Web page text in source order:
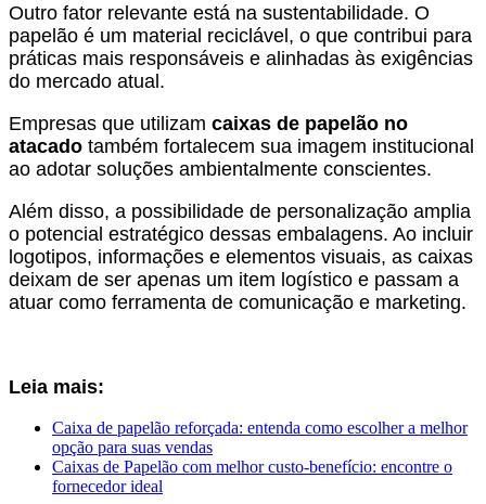
Outro fator relevante está na sustentabilidade. O
papelão é um material reciclável, o que contribui para
práticas mais responsáveis e alinhadas às exigências
do mercado atual.
Empresas que utilizam caixas de papelão no
atacado também fortalecem sua imagem institucional
ao adotar soluções ambientalmente conscientes.
Além disso, a possibilidade de personalização amplia
o potencial estratégico dessas embalagens. Ao incluir
logotipos, informações e elementos visuais, as caixas
deixam de ser apenas um item logístico e passam a
atuar como ferramenta de comunicação e marketing.
Leia mais:
Caixa de papelão reforçada: entenda como escolher a melhor
opção para suas vendas
Caixas de Papelão com melhor custo-benefício: encontre o
fornecedor ideal